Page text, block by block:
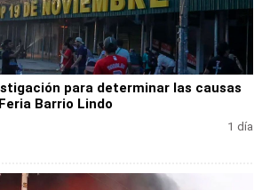
para determinar las causas
Barrio Lindo
1 día